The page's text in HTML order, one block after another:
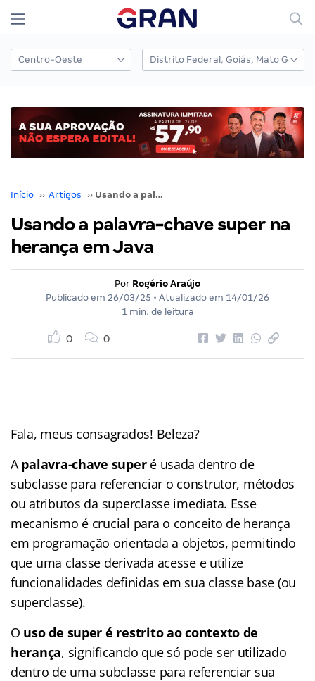
Início ›› Artigos ›› Usando a palavra-chave super na herança em Java
Usando a palavra-chave super na
herança em Java
Por Rogério Araújo
Publicado em 26/03/25 • Atualizado em 14/01/26
1 min. de leitura
0 0
Fala, meus consagrados! Beleza?
Apalavra-chave superé usada dentro de
subclasse para referenciar o construtor, métodos
ou atributos da superclasse imediata. Esse
mecanismo é crucial para o conceito de herança
em programação orientada a objetos, permitindo
que uma classe derivada acesse e utilize
funcionalidades definidas em sua classe base (ou
superclasse).
O uso de super é restrito ao contexto de
herança, significando que só pode ser utilizado
dentro de uma subclasse para referenciar sua